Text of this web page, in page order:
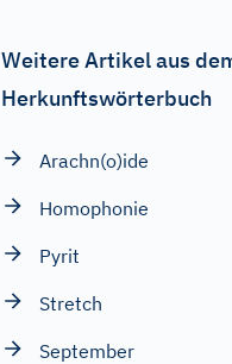
Weitere Artikel aus
Herkunftswörterbuch
Arachn(o)ide
Homophonie
Pyrit
Stretch
September